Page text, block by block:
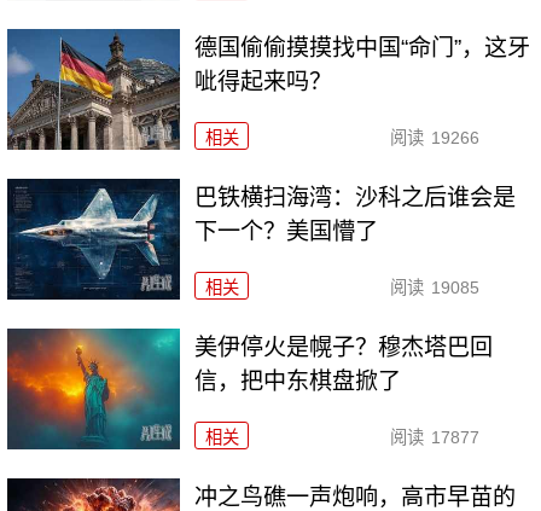
德国偷偷摸摸找中国“命门”，这牙
呲得起来吗？
相关 阅读 19266
巴铁横扫海湾：沙科之后谁会是
下一个？美国懵了
相关 阅读 19085
美伊停火是幌子？穆杰塔巴回
信，把中东棋盘掀了
相关 阅读 17877
冲之鸟礁一声炮响，高市早苗的